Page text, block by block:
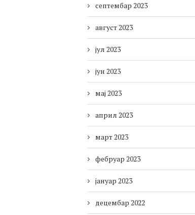
септембар 2023
август 2023
јул 2023
јун 2023
мај 2023
април 2023
март 2023
фебруар 2023
јануар 2023
децембар 2022